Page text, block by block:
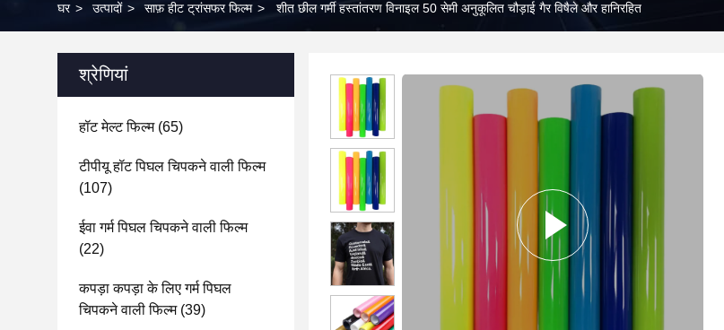
घर > उत्पादों > साफ़ हीट ट्रांसफर फिल्म > शीत छील गर्मी हस्तांतरण विनाइल 50 सेमी अनुकूलित चौड़ाई गैर विषैले और हानिरहित
श्रेणियां
हॉट मेल्ट फिल्म(65)
टीपीयू हॉट पिघल चिपकने वाली फिल्म
(107)
ईवा गर्म पिघल चिपकने वाली फिल्म
(22)
कपड़ा कपड़ा के लिए गर्म पिघल
चिपकने वाली फिल्म(39)